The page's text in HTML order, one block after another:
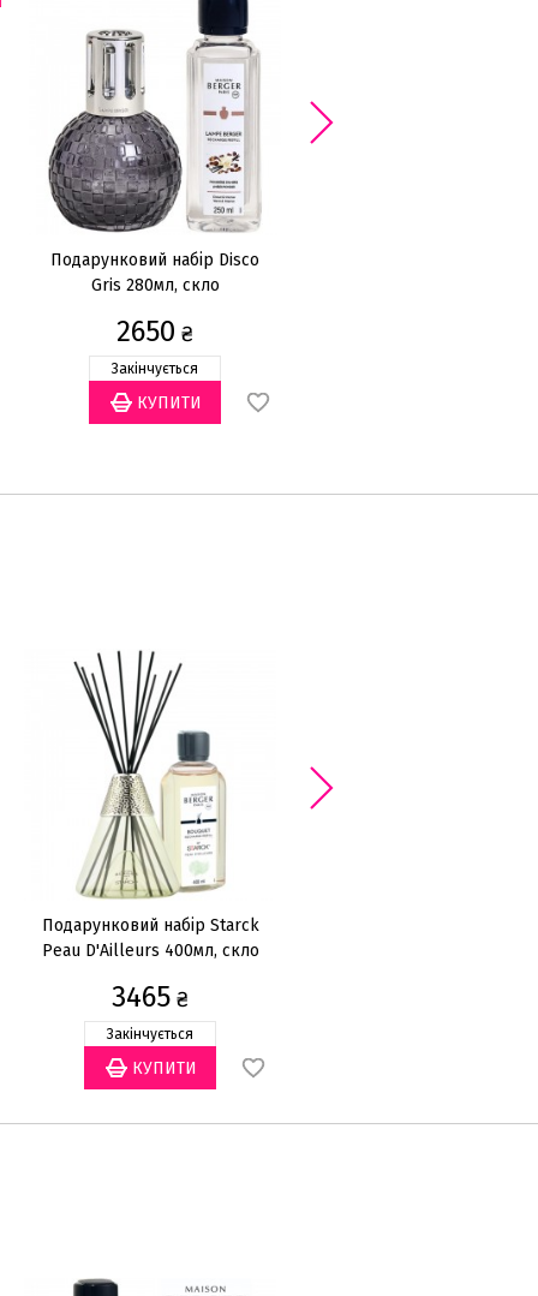
Подарунковий набір Disco
Gris 280мл, скло
2650 ₴
Закінчується
Подарунковий набір Starck
Peau D'Ailleurs 400мл, скло
3465 ₴
Закінчується